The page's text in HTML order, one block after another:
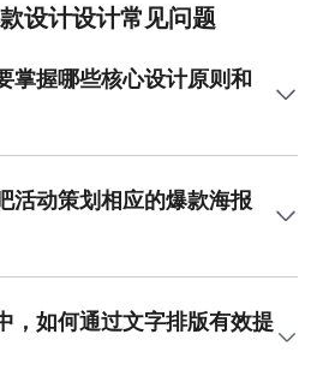
设计设计常见问题
掌握哪些核心设计原则和
，能有效营造酒吧的夜间神秘
具有张力和个性，避免使用标
手写体或装饰性强的艺术字来
，确保一目了然。最后，融入
管等具有行业特色的高质量写
代入感和吸引力。美图设计室
模板，能够帮助用户快速实现
活动策划相应的爆款海报
格的写实素材如激光、网格、
色系。而对于威士忌品鉴会，
用皮革、橡木桶、金箔等写实
，如何通过文字排版有效提